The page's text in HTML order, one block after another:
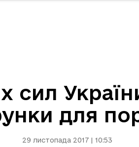
для
29 листопада 2017 | 10:53